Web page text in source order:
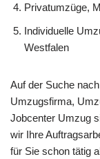
Privatumzüge,
Individuelle
Westfalen
Auf der Suche
Umzugsfirma,
Jobcenter Umzug
wir Ihre
für Sie schon tätig